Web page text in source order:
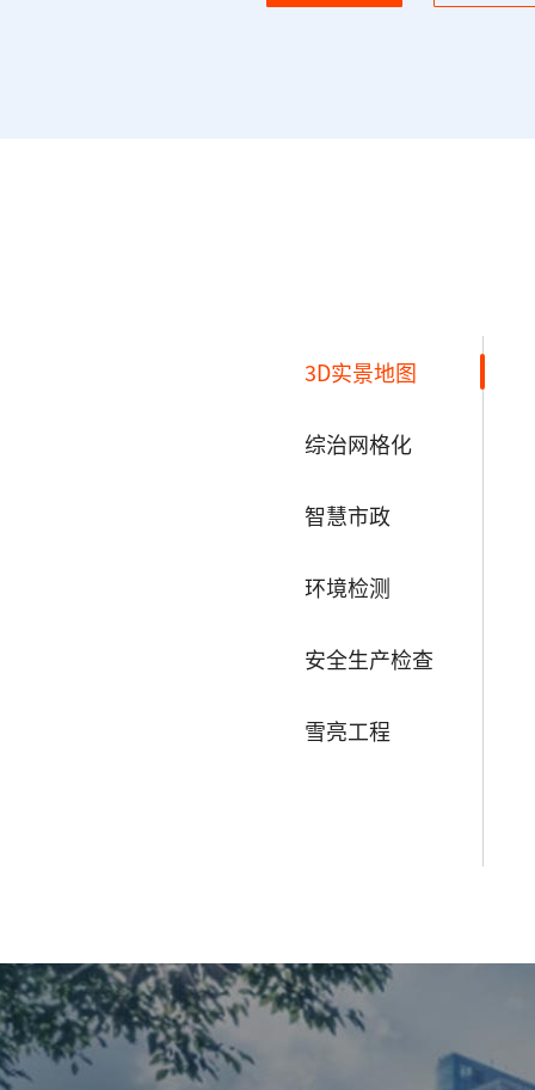
3D实景地图
综治网格化
智慧市政
环境检测
安全生产检查
雪亮工程